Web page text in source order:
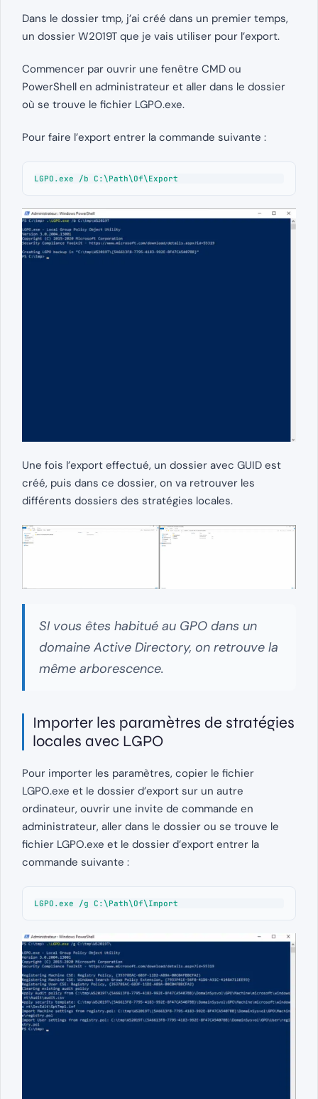
Dans le dossier tmp, j’ai créé dans un premier temps,
un dossier W2019T que je vais utiliser pour l’export.
Commencer par ouvrir une fenêtre CMD ou
PowerShell en administrateur et aller dans le dossier
où se trouve le fichier LGPO.exe.
Pour faire l’export entrer la commande suivante :
LGPO.exe /b C:\Path\Of\Export
Une fois l’export effectué, un dossier avec GUID est
créé, puis dans ce dossier, on va retrouver les
différents dossiers des stratégies locales.
SI vous êtes habitué au GPO dans un
domaine Active Directory, on retrouve la
même arborescence.
Importer les paramètres de stratégies
locales avec LGPO
Pour importer les paramètres, copier le fichier
LGPO.exe et le dossier d’export sur un autre
ordinateur, ouvrir une invite de commande en
administrateur, aller dans le dossier ou se trouve le
fichier LGPO.exe et le dossier d’export entrer la
commande suivante :
LGPO.exe /g C:\Path\Of\Import